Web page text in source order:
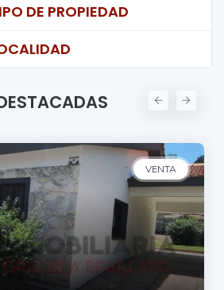
DE PROPIEDAD
VENTA